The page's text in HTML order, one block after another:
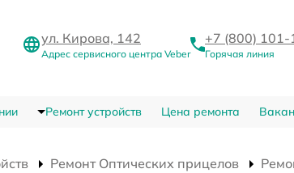
ул. Кирова, 142
Адрес сервисного центра Veber
+7 (800)
Горячая линия
Ремонт устройств Цена ремонта
Ремонт Оптических прицелов